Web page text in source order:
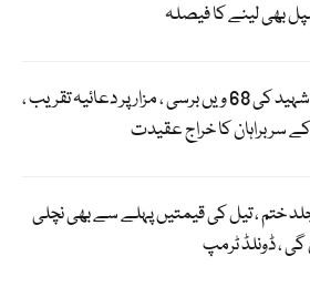
بھی لینے کا فیصلہ
میجر طفیل شہید کی 68 ویں برسی ، مزار پر دعائیہ تقریب ،
سربراہان کا خراج عقیدت
ختم ، تیل کی قیمتیں پہلے سے بھی نچلی
، ڈونلڈ ٹرمپ